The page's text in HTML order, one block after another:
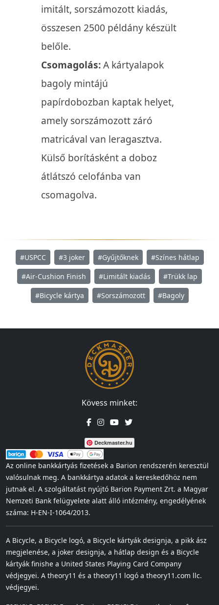
imitált, sorszámozott kiadás,
összesen 2500 példány készült
belőle.
Csomagolás:A kártyalapok
bagoly mintájú
papírdobozban kaptak helyet,
amely sorszámozott záró
matricával van leragasztva.
Külső borításként a doboz
átlátszó celofánba van
csomagolva.
#USPCC #3 joker #Gyűjtőknek #Színes hátlap
#Air-Cushion Finish #Limitált kiadás #Trükk lap
#Bicycle kártya #Sorszámozott #Bagoly
Kövess minket:
Deckmaster.hu
Az online bankkártyás fizetések a Barion rendszerén keresztül
valósulnak meg. A bankkártya adatok a kereskedőhöz nem
jutnak el. A szolgáltatást nyújtó Barion Payment Zrt. a Magyar
Nemzeti Bank felügyelete alatt álló intézmény, engedélyének
száma: H-EN-I-1064/2013.
A Bicycle, a Bicycle logó, a Bicycle kártyák designja, a pikk ász
megjelenése, a joker designja, a hátlap design és a Bicycle
kártyák finishe a United States Playing Card Company
védjegyei. A theory11 és a theory11 logó a theory11.com llc.
védjegyei.